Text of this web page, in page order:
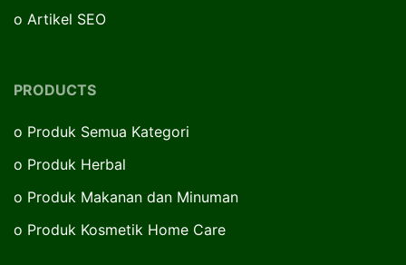
o Artikel SEO
PRODUCTS
o Produk Semua Kategori
o Produk Herbal
o Produk Makanan dan Minuman
o Produk Kosmetik Home Care